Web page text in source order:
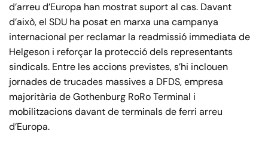
d’arreu d’Europa han mostrat suport al cas. Davant
d’això, el SDU ha posat en marxa una campanya
internacional per reclamar la readmissió immediata de
Helgeson i reforçar la protecció dels representants
sindicals. Entre les accions previstes, s’hi inclouen
jornades de trucades massives a DFDS, empresa
majoritària de Gothenburg RoRo Terminal i
mobilitzacions davant de terminals de ferri arreu
d’Europa.